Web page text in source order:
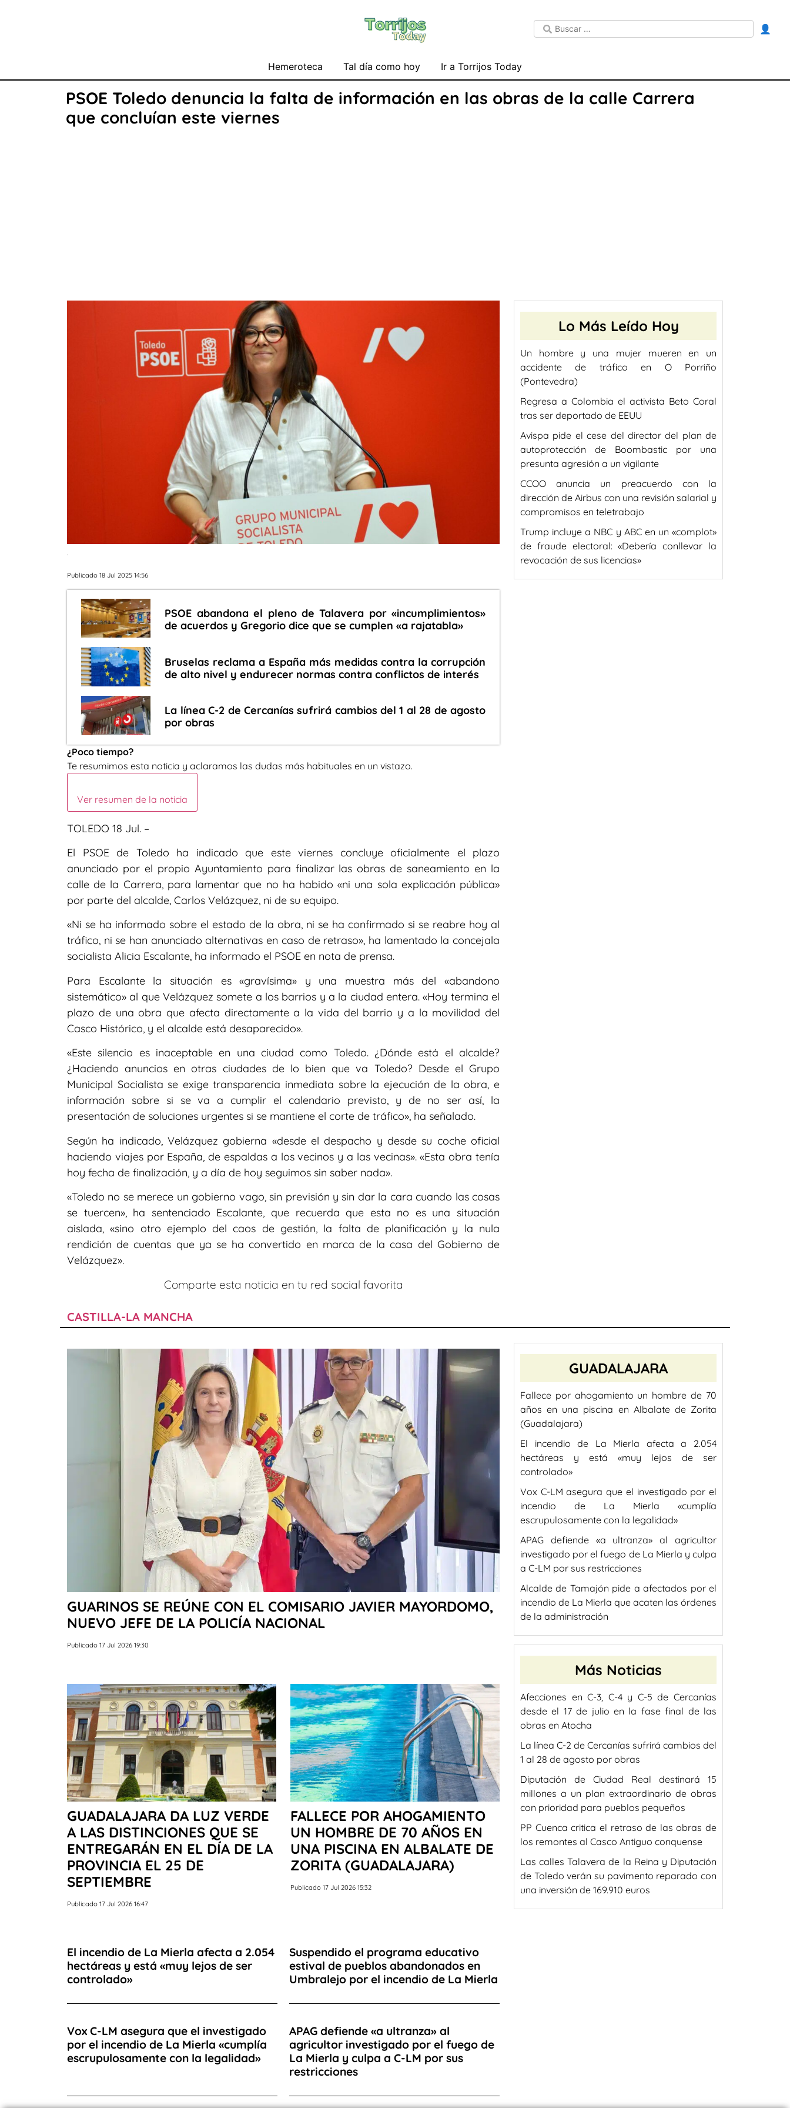
👤
Hemeroteca Tal día como hoy Ir a Torrijos Today
PSOE Toledo denuncia la falta de información en las obras de la calle Carrera
que concluían este viernes
.
Publicado 18 Jul 2025 14:56
PSOE abandona el pleno de Talavera por «incumplimientos»
de acuerdos y Gregorio dice que se cumplen «a rajatabla»
Bruselas reclama a España más medidas contra la corrupción
de alto nivel y endurecer normas contra conflictos de interés
La línea C-2 de Cercanías sufrirá cambios del 1 al 28 de agosto
por obras
¿Poco tiempo?
Te resumimos esta noticia y aclaramos las dudas más habituales en un vistazo.
Ver resumen de la noticia
TOLEDO 18 Jul. –
El PSOE de Toledo ha indicado que este viernes concluye oficialmente el plazo
anunciado por el propio Ayuntamiento para finalizar las obras de saneamiento en la
calle de la Carrera, para lamentar que no ha habido «ni una sola explicación pública»
por parte del alcalde, Carlos Velázquez, ni de su equipo.
«Ni se ha informado sobre el estado de la obra, ni se ha confirmado si se reabre hoy al
tráfico, ni se han anunciado alternativas en caso de retraso», ha lamentado la concejala
socialista Alicia Escalante, ha informado el PSOE en nota de prensa.
Para Escalante la situación es «gravísima» y una muestra más del «abandono
sistemático» al que Velázquez somete a los barrios y a la ciudad entera. «Hoy termina el
plazo de una obra que afecta directamente a la vida del barrio y a la movilidad del
Casco Histórico, y el alcalde está desaparecido».
«Este silencio es inaceptable en una ciudad como Toledo. ¿Dónde está el alcalde?
¿Haciendo anuncios en otras ciudades de lo bien que va Toledo? Desde el Grupo
Municipal Socialista se exige transparencia inmediata sobre la ejecución de la obra, e
información sobre si se va a cumplir el calendario previsto, y de no ser así, la
presentación de soluciones urgentes si se mantiene el corte de tráfico», ha señalado.
Según ha indicado, Velázquez gobierna «desde el despacho y desde su coche oficial
haciendo viajes por España, de espaldas a los vecinos y a las vecinas». «Esta obra tenía
hoy fecha de finalización, y a día de hoy seguimos sin saber nada».
«Toledo no se merece un gobierno vago, sin previsión y sin dar la cara cuando las cosas
se tuercen», ha sentenciado Escalante, que recuerda que esta no es una situación
aislada, «sino otro ejemplo del caos de gestión, la falta de planificación y la nula
rendición de cuentas que ya se ha convertido en marca de la casa del Gobierno de
Velázquez».
Comparte esta noticia en tu red social favorita
Lo Más Leído Hoy
Un hombre y una mujer mueren en un
accidente de tráfico en O Porriño
(Pontevedra)
Regresa a Colombia el activista Beto Coral
tras ser deportado de EEUU
Avispa pide el cese del director del plan de
autoprotección de Boombastic por una
presunta agresión a un vigilante
CCOO anuncia un preacuerdo con la
dirección de Airbus con una revisión salarial y
compromisos en teletrabajo
Trump incluye a NBC y ABC en un «complot»
de fraude electoral: «Debería conllevar la
revocación de sus licencias»
CASTILLA-LA MANCHA
GUARINOS SE REÚNE CON EL COMISARIO JAVIER MAYORDOMO,
NUEVO JEFE DE LA POLICÍA NACIONAL
Publicado 17 Jul 2026 19:30
GUADALAJARA DA LUZ VERDE
A LAS DISTINCIONES QUE SE
ENTREGARÁN EN EL DÍA DE LA
PROVINCIA EL 25 DE
SEPTIEMBRE
Publicado 17 Jul 2026 16:47
FALLECE POR AHOGAMIENTO
UN HOMBRE DE 70 AÑOS EN
UNA PISCINA EN ALBALATE DE
ZORITA (GUADALAJARA)
Publicado 17 Jul 2026 15:32
El incendio de La Mierla afecta a 2.054
hectáreas y está «muy lejos de ser
controlado»
Suspendido el programa educativo
estival de pueblos abandonados en
Umbralejo por el incendio de La Mierla
Vox C-LM asegura que el investigado
por el incendio de La Mierla «cumplía
escrupulosamente con la legalidad»
APAG defiende «a ultranza» al
agricultor investigado por el fuego de
La Mierla y culpa a C-LM por sus
restricciones
GUADALAJARA
Fallece por ahogamiento un hombre de 70
años en una piscina en Albalate de Zorita
(Guadalajara)
El incendio de La Mierla afecta a 2.054
hectáreas y está «muy lejos de ser
controlado»
Vox C-LM asegura que el investigado por el
incendio de La Mierla «cumplía
escrupulosamente con la legalidad»
APAG defiende «a ultranza» al agricultor
investigado por el fuego de La Mierla y culpa
a C-LM por sus restricciones
Alcalde de Tamajón pide a afectados por el
incendio de La Mierla que acaten las órdenes
de la administración
Más Noticias
Afecciones en C-3, C-4 y C-5 de Cercanías
desde el 17 de julio en la fase final de las
obras en Atocha
La línea C-2 de Cercanías sufrirá cambios del
1 al 28 de agosto por obras
Diputación de Ciudad Real destinará 15
millones a un plan extraordinario de obras
con prioridad para pueblos pequeños
PP Cuenca critica el retraso de las obras de
los remontes al Casco Antiguo conquense
Las calles Talavera de la Reina y Diputación
de Toledo verán su pavimento reparado con
una inversión de 169.910 euros